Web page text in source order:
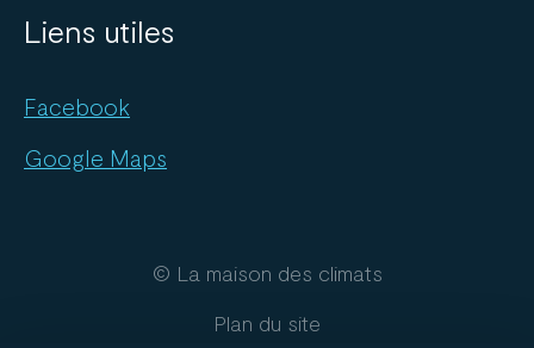
Liens utiles
Facebook
Google Maps
© La maison des climats
Plan du site